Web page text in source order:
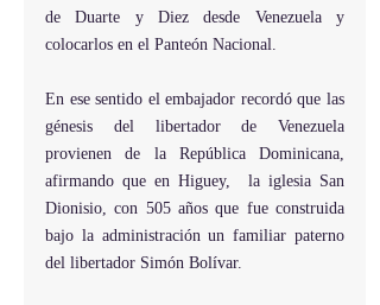
de Duarte y Diez desde Venezuela y
colocarlos en el Panteón Nacional.
En ese sentido el embajador recordó que las
génesis del libertador de Venezuela
provienen de la República Dominicana,
afirmando que en Higuey,  la iglesia San
Dionisio, con 505 años que fue construida
bajo la administración un familiar paterno
del libertador Simón Bolívar.